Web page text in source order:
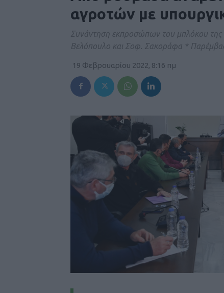
αγροτών με
Συνάντηση εκπροσώπων του μπλόκου της
Βελόπουλο και Σοφ. Σακοράφα *
19 Φεβρουαρίου 2022, 8:16 πμ